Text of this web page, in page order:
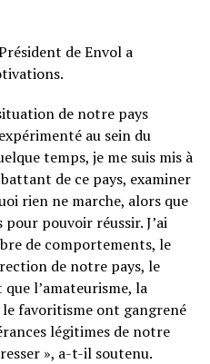
de Envol a
de notre pays
au sein du
temps, je me suis mis à
de ce pays, examiner
rien ne marche, alors que
pouvoir réussir. J’ai
de comportements, le
de notre pays, le
l’amateurisme, la
favoritisme ont gangrené
légitimes de notre
», a-t-il soutenu.